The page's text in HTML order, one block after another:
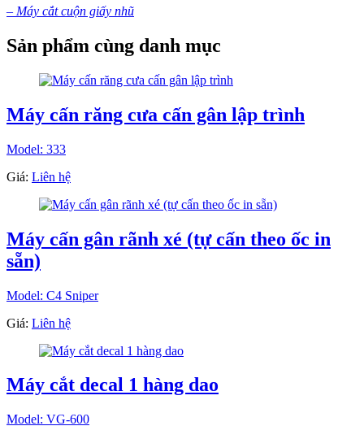
– Máy cắt cuộn giấy nhũ
Sản phẩm cùng danh mục
Máy cấn răng cưa cấn gân lập trình
Model: 333
Giá: Liên hệ
Máy cấn gân rãnh xé (tự cấn theo ốc in
sẵn)
Model: C4 Sniper
Giá: Liên hệ
Máy cắt decal 1 hàng dao
Model: VG-600